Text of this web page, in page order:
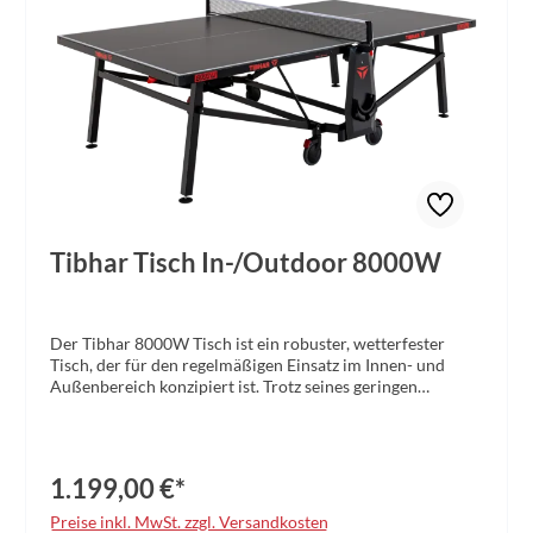
Tibhar Tisch In-/Outdoor 8000W
Der Tibhar 8000W Tisch ist ein robuster, wetterfester
Tisch, der für den regelmäßigen Einsatz im Innen- und
Außenbereich konzipiert ist. Trotz seines geringen
Spieleigenschaften. Aufgrund seiner einfachen
Handhabung eignet sich der Tisch perfekt für die Familie
1.199,00 €*
Preise inkl. MwSt. zzgl. Versandkosten